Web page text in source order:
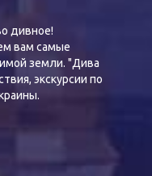
дивное!
вам самые
земли. "Дива
экскурсии по